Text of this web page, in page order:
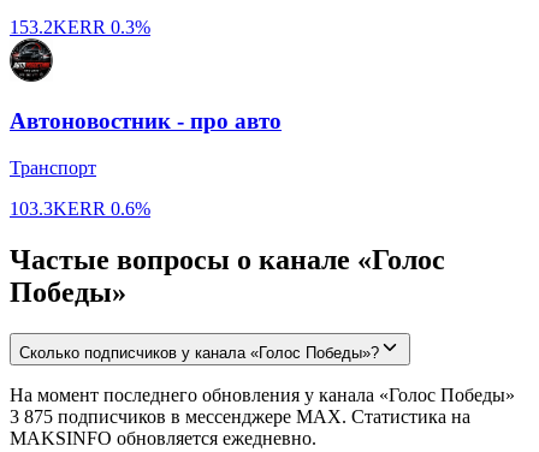
153.2KERR 0.3%
Автоновостник - про авто
Транспорт
103.3KERR 0.6%
Частые вопросы о канале «Голос
Победы»
Сколько подписчиков у канала «Голос Победы»?
На момент последнего обновления у канала «Голос Победы»
3 875 подписчиков в мессенджере MAX. Статистика на
MAKSINFO обновляется ежедневно.